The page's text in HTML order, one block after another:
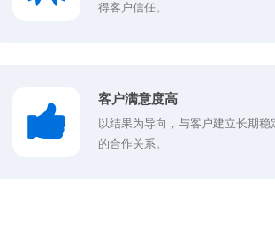
得客户信任。
客户满意度高
以结果为导向，与客户建立长期稳
的合作关系。